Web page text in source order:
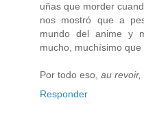
uñas que morder
nos mostró que a
mundo del anime y
mucho, muchísimo que
Por todo eso, au revoir,
Responder